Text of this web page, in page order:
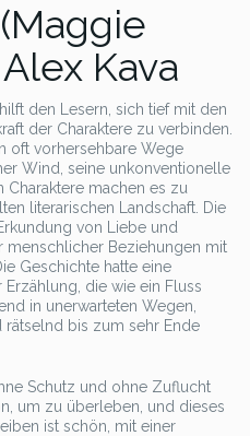
Kava
den Lesern, sich tief mit den
der Charaktere zu verbinden.
oft vorhersehbare Wege
Wind, seine unkonventionelle
machen es zu
literarischen Landschaft. Die
von Liebe und
menschlicher Beziehungen mit
Geschichte hatte eine
die wie ein Fluss
in unerwarteten Wegen,
bis zum sehr Ende
Schutz und ohne Zuflucht
um zu überleben, und dieses
ist schön, mit einer